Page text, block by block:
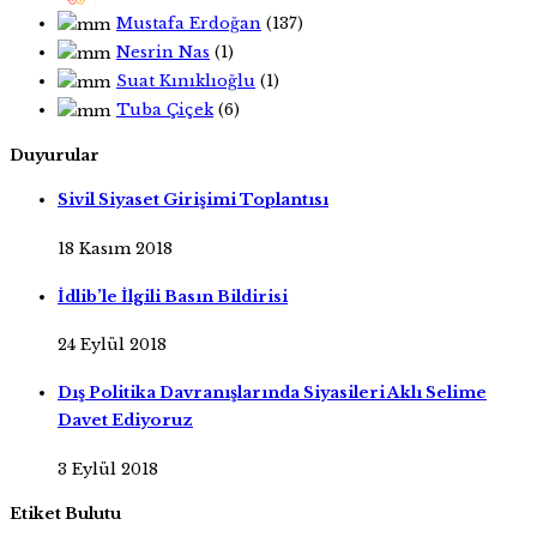
Mustafa Erdoğan (137)
Nesrin Nas (1)
Suat Kınıklıoğlu (1)
Tuba Çiçek(6)
Duyurular
Sivil Siyaset Girişimi Toplantısı
18 Kasım 2018
İdlib’le İlgili Basın Bildirisi
24 Eylül 2018
Dış Politika Davranışlarında Siyasileri Aklı Selime
Davet Ediyoruz
3 Eylül 2018
Etiket Bulutu